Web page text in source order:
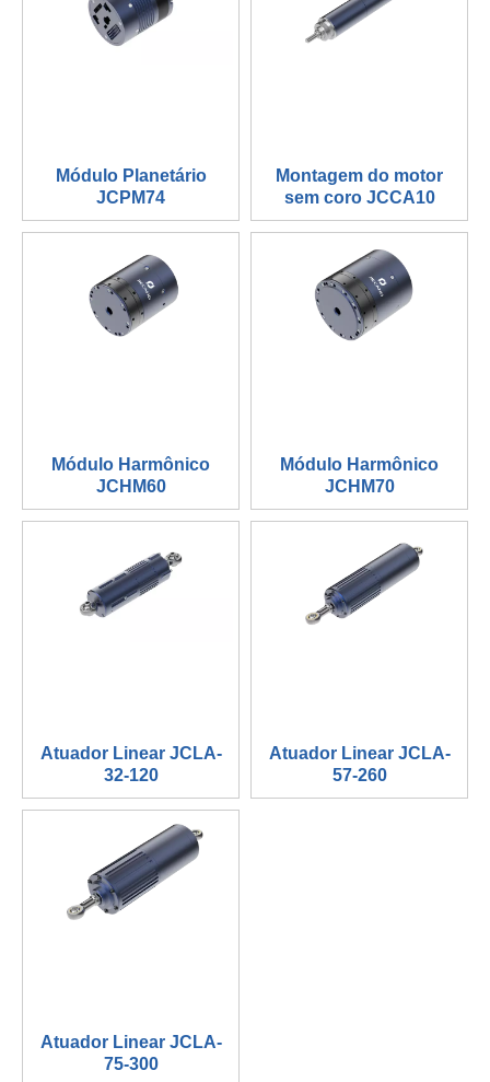
Módulo Planetário
JCPM74
Montagem do motor
sem coro JCCA10
Módulo Harmônico
JCHM60
Módulo Harmônico
JCHM70
Atuador Linear JCLA-
32-120
Atuador Linear JCLA-
57-260
Atuador Linear JCLA-
75-300